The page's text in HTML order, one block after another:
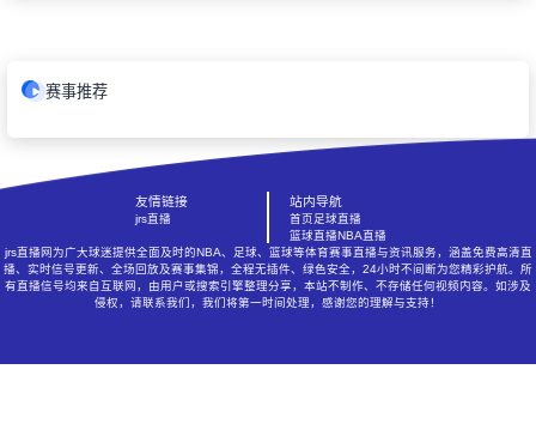
赛事推荐
友情链接
jrs直播
站内导航
首页足球直播
篮球直播NBA直播
jrs直播网为广大球迷提供全面及时的NBA、足球、篮球等体育赛事直播与资讯服务，涵盖免费高清直
播、实时信号更新、全场回放及赛事集锦，全程无插件、绿色安全，24小时不间断为您精彩护航。所
有直播信号均来自互联网，由用户或搜索引擎整理分享，本站不制作、不存储任何视频内容。如涉及
侵权，请联系我们，我们将第一时间处理，感谢您的理解与支持！